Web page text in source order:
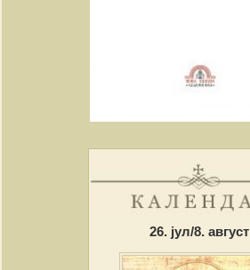
26. јул/8. август